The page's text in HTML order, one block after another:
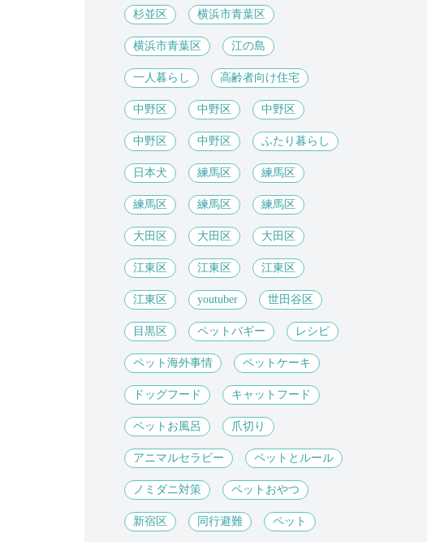
杉並区 横浜市青葉区
横浜市青葉区 江の島
一人暮らし 高齢者向け住宅
中野区 中野区 中野区
中野区 中野区 ふたり暮らし
日本犬 練馬区 練馬区
練馬区 練馬区 練馬区
大田区 大田区 大田区
江東区 江東区 江東区
江東区 youtuber 世田谷区
目黒区 ペットバギー レシピ
ペット海外事情 ペットケーキ
ドッグフード キャットフード
ペットお風呂 爪切り
アニマルセラピー ペットとルール
ノミダニ対策 ペットおやつ
新宿区 同行避難 ペット